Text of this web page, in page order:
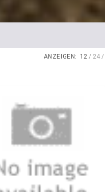
ANZEIGEN: 12 24